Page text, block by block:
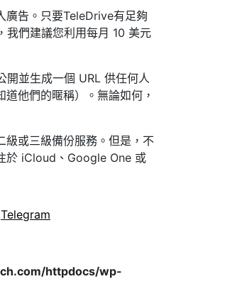
廣告。只要TeleDrive有足夠
我們建議您利用每月 10 美元
開並生成一個 URL 供任何人
他們的暱稱）。無論如何，
級或三級備份服務。但是，不
於 iCloud、Google One 或
Telegram
httpdocs/wp-